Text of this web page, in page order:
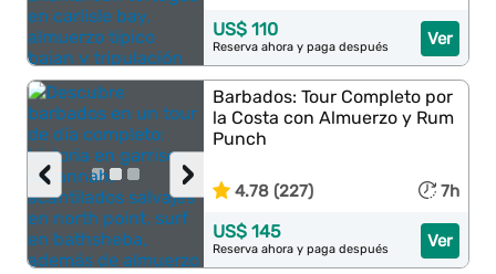
Ver
US$ 110
Reserva ahora y paga después
›
‹
Barbados: Tour Completo por
la Costa con Almuerzo y Rum
Punch
4.78 (227) 7h
Ver
US$ 145
Reserva ahora y paga después